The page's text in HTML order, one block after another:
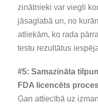
zinātnieki var viegli
jāsaglabā un, no
atliekām, ko rada
testu rezultātus
#5: Samazināta
FDA licencēts
Gan attiecībā uz